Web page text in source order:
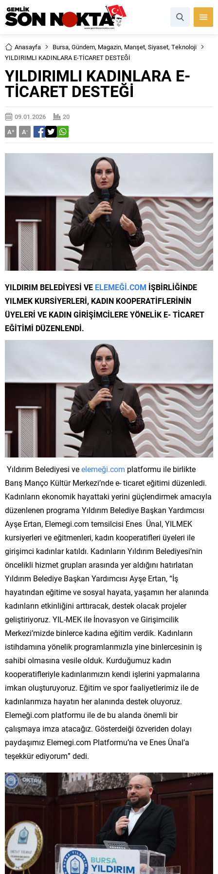
Anasayfa Bursa, Gündem, Magazin, Manşet, Siyaset, Teknoloji
YILDIRIMLI KADINLARA E-TİCARET DESTEĞİ
YILDIRIMLI KADINLARA E-
TİCARET DESTEĞİ
09.01.2026
20
A+ A-
YILDIRIM BELEDİYESİ VE ELEMEĞİ.COM İŞBİRLİĞİNDE
YILMEK KURSİYERLERİ, KADIN KOOPERATİFLERİNİN
ÜYELERİ VE KADIN GİRİŞİMCİLERE YÖNELİK E- TİCARET
EĞİTİMİ DÜZENLENDİ.
Yıldırım Belediyesi veelemeği.com platformu ile birlikte
Barış Manço Kültür Merkezi’nde e- ticaret eğitimi düzenledi.
Kadınların ekonomik hayattaki yerini güçlendirmek amacıyla
düzenlenen programa Yıldırım Belediye Başkan Yardımcısı
Ayşe Ertan, Elemegi.com temsilcisi Enes Ünal, YILMEK
kursiyerleri ve eğitmenleri, kadın kooperatifleri üyeleri ile
girişimci kadınlar katıldı. Kadınların Yıldırım Belediyesi’nin
öncelikli hizmet grupları arasında yer aldığını hatırlatan
Yıldırım Belediye Başkan Yardımcısı Ayşe Ertan, “İş
hayatından eğitime ve sosyal hayata, yaşamın her alanında
kadınların etkinliğini arttıracak, destek olacak projeler
geliştiriyoruz. YIL-MEK ile İnovasyon ve Girişimcilik
Merkezi’mizde binlerce kadına eğitim verdik. Kadınların
istihdamına yönelik programlarımızla yine binlercesinin iş
sahibi olmasına vesile olduk. Kurduğumuz kadın
kooperatifleriyle kadınlarımızın kendi işlerini yapmalarına
imkan oluşturuyoruz. Eğitim ve spor faaliyetlerimiz ile de
kadınlarımıza hayatın her alanında destek oluyoruz.
Elemeği.com platformu ile de bu alanda önemli bir
çalışmaya imza atacağız. Gösterdeiği özveriden dolayı
paydaşımız Elemegi.com Platformu’na ve Enes Ünal’a
teşekkür ediyorum” dedi.